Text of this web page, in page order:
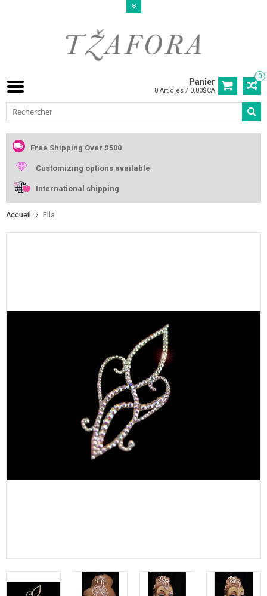
0
Panier
0 Articles / 0,00$CA
Free Shipping Over $500
Customizing options available
International shipping
Accueil Ella